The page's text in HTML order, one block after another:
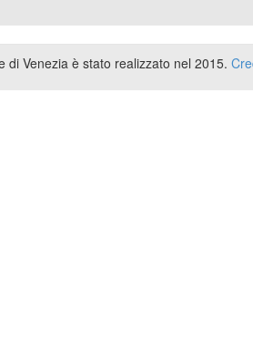
di Venezia è stato realizzato nel 2015.